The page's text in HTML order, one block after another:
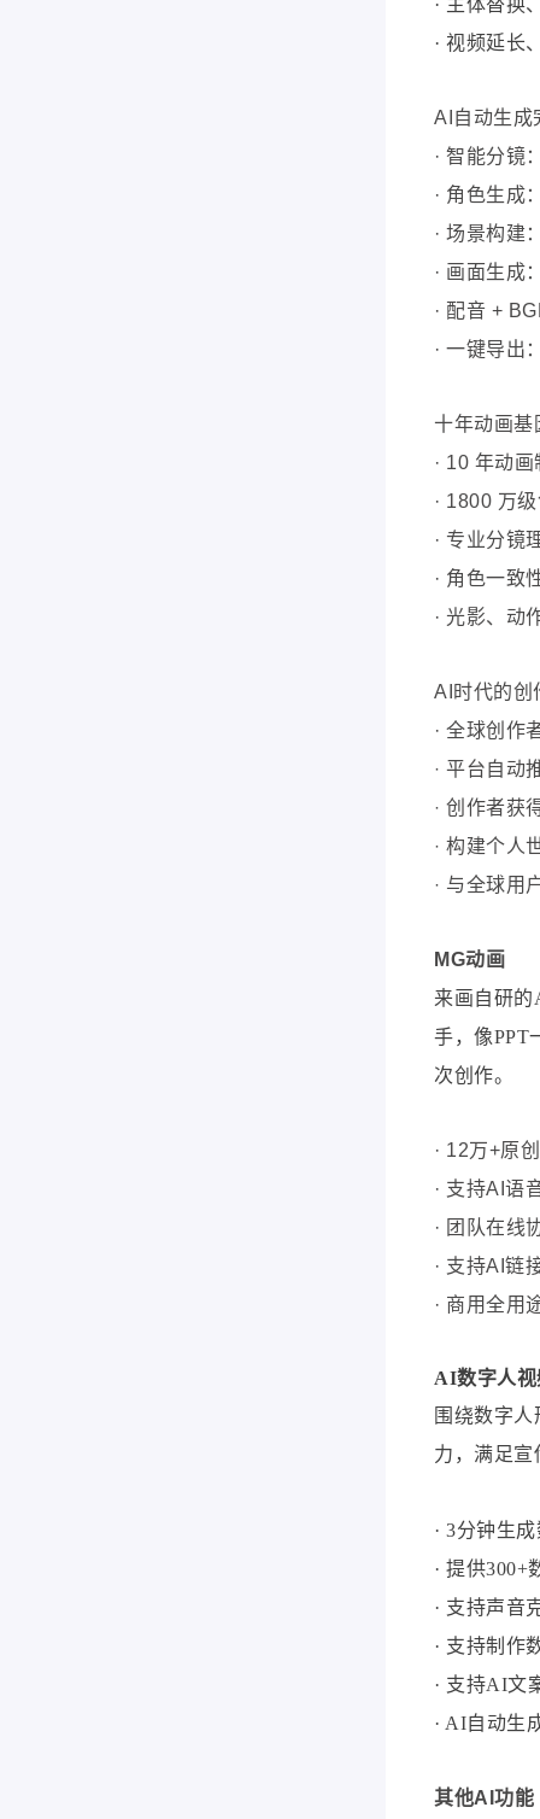
· 主体替换
· 视频延长
AI自动生
· 智能分镜
· 角色生成
· 场景构建
· 画面生成
· 配音 +
· 一键导出
十年动画
· 10 年动
· 1800 万
· 专业分镜
· 角色一致
· 光影、动
AI时代的
· 全球创作
· 平台自动
· 创作者获
· 构建个人
· 与全球用
MG动画
来画自研的
手，像PPT
次创作。
· 12万+原
· 支持AI语
· 团队在线
· 支持AI链
· 商用全用
AI数字人视
围绕数字
力，满足宣
· 3分钟生
· 提供300+
· 支持声音
· 支持制作
· 支持AI文
· AI自动生
其他AI功能